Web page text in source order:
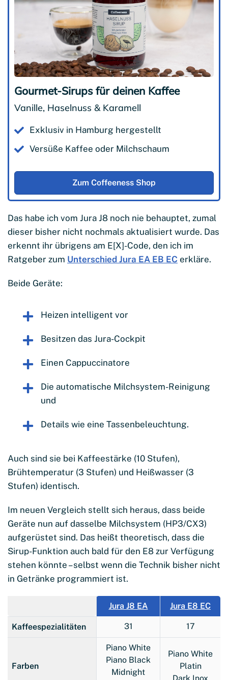
Gourmet-Sirups für deinen Kaffee
Vanille, Haselnuss & Karamell
Exklusiv in Hamburg hergestellt
Versüße Kaffee oder Milchschaum
Zum Coffeeness Shop
Das habe ich vom Jura J8 noch nie behauptet, zumal
dieser bisher nicht nochmals aktualisiert wurde. Das
erkennt ihr übrigens am E[X]-Code, den ich im
Ratgeber zum Unterschied Jura EA EB EC erkläre.
Beide Geräte:
Heizen intelligent vor
Besitzen das Jura-Cockpit
Einen Cappuccinatore
Die automatische Milchsystem-Reinigung
und
Details wie eine Tassenbeleuchtung.
Auch sind sie bei Kaffeestärke (10 Stufen),
Brühtemperatur (3 Stufen) und Heißwasser (3
Stufen) identisch.
Im neuen Vergleich stellt sich heraus, dass beide
Geräte nun auf dasselbe Milchsystem (HP3/CX3)
aufgerüstet sind. Das heißt theoretisch, dass die
Sirup-Funktion auch bald für den E8 zur Verfügung
stehen könnte – selbst wenn die Technik bisher nicht
in Getränke programmiert ist.
Jura J8 EA Jura E8 EC
Kaffeespezialitäten 31 17
Farben
Piano White
Piano Black
Midnight
Piano White
Platin